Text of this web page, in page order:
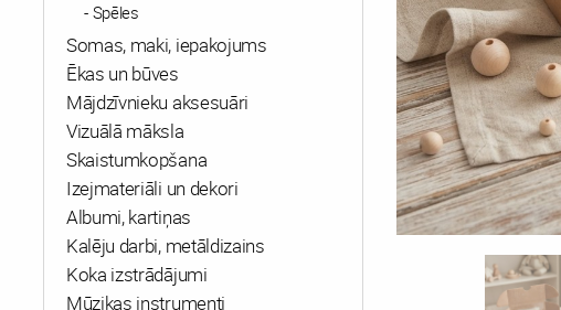
Spēles
Somas, maki, iepakojums
Ēkas un būves
Mājdzīvnieku aksesuāri
Vizuālā māksla
Skaistumkopšana
Izejmateriāli un dekori
Albumi, kartiņas
Kalēju darbi, metāldizains
Koka izstrādājumi
Mūzikas instrumenti